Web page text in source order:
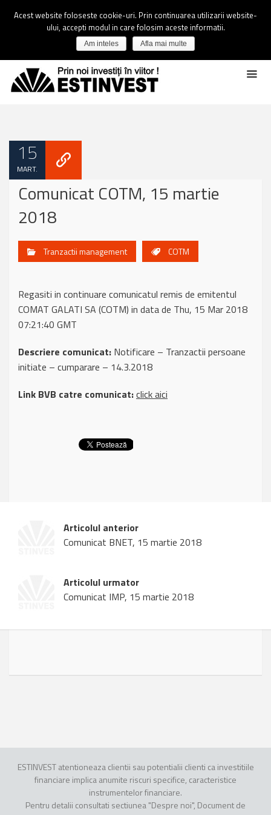
15
MART.
Comunicat COTM, 15 martie
2018
Tranzactii management COTM
Regasiti in continuare comunicatul remis de emitentul
COMAT GALATI SA (COTM) in data de Thu, 15 Mar 2018
07:21:40 GMT
Descriere comunicat: Notificare – Tranzactii persoane
initiate – cumparare – 14.3.2018
Link BVB catre comunicat:click aici
Articolul anterior
Comunicat BNET, 15 martie 2018
Articolul urmator
Comunicat IMP, 15 martie 2018
ESTINVEST atentioneaza clientii sau potentialii clienti ca investitiile
financiare implica anumite riscuri specifice, caracteristice
instrumentelor financiare.
Pentru detalii consultati sectiunea "Despre noi", Document de
Acest website foloseste cookie-uri. Prin continuarea utilizarii website-
ului, accepti modul in care folosim aceste informatii.
Am inteles Afla mai multe